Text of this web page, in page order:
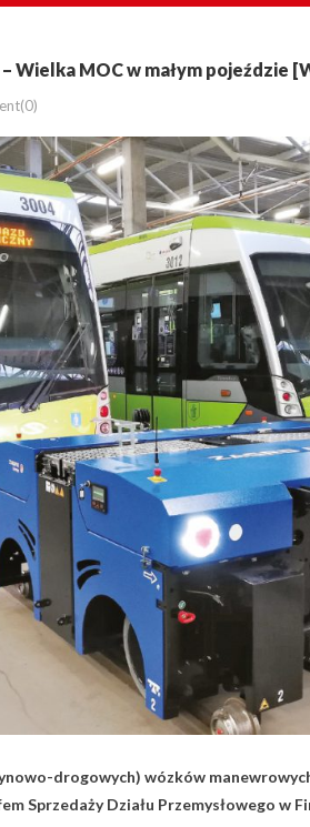
Wielka MOC w małym pojeździe
drogowych) wózków
Sprzedaży Działu Przemysłowego w